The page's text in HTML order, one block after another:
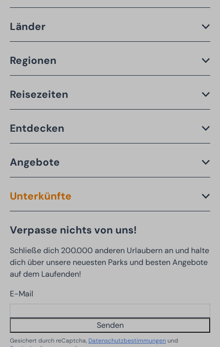
Länder
Regionen
Reisezeiten
Entdecken
Angebote
Unterkünfte
Verpasse nichts von uns!
Schließe dich 200.000 anderen Urlaubern an und halte
dich über unsere neuesten Parks und besten Angebote
auf dem Laufenden!
E-Mail
Senden
Gesichert durch reCaptcha, Datenschutzbestimmungen und